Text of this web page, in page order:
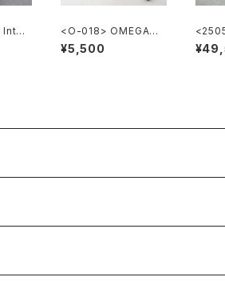
C
<O-018> OMEGA純
正ステンレスメッシュブ
レスレット 10mm
¥5,500